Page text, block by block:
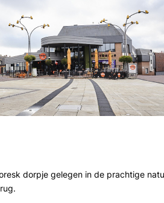
dorpje gelegen in de prachtige